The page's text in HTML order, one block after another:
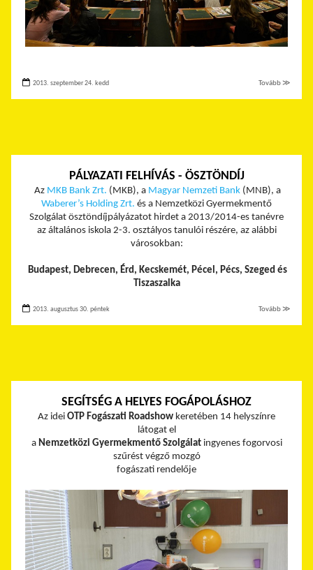
2013. szeptember 24. kedd Tovább ≫
PÁLYAZATI FELHÍVÁS - ÖSZTÖNDÍJ
Az MKB Bank Zrt. (MKB), a Magyar Nemzeti Bank (MNB), a
Waberer’s Holding Zrt. és a Nemzetközi Gyermekmentő
Szolgálat ösztöndíjpályázatot hirdet a 2013/2014-es tanévre
az általános iskola 2-3. osztályos tanulói részére, az alábbi
városokban:
Budapest, Debrecen, Érd, Kecskemét, Pécel, Pécs, Szeged és
Tiszaszalka
2013. augusztus 30. péntek Tovább ≫
SEGÍTSÉG A HELYES FOGÁPOLÁSHOZ
Az idei OTP Fogászati Roadshow keretében 14 helyszínre
látogat el
a Nemzetközi Gyermekmentő Szolgálatingyenes fogorvosi
szűrést végző mozgó
fogászati rendelője